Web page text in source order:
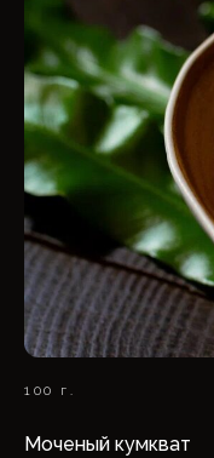
100 г.
Моченый кумкват